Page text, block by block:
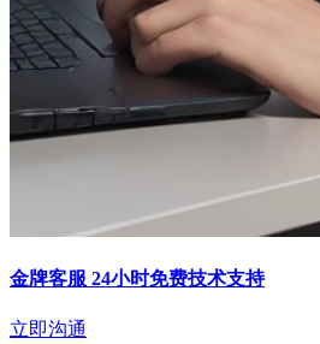
金牌客服 24小时免费技术支持
立即沟通